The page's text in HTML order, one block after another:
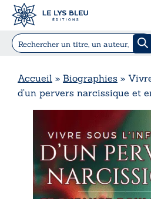
Accueil » Biographies »
d’un pervers narcissique et